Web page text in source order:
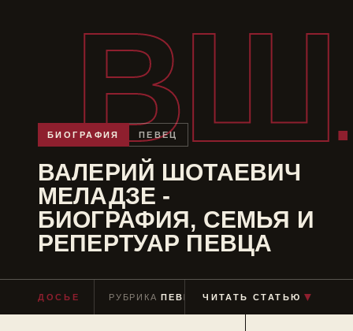
ВШ
БИОГРАФИЯ ПЕВЕЦ
ВАЛЕРИЙ ШОТАЕВИЧ
МЕЛАДЗЕ -
БИОГРАФИЯ, СЕМЬЯ И
РЕПЕРТУАР ПЕВЦА
ДОСЬЕ РУБРИКАПЕВЕЦ ЧТЕНИЕ≈ 7 МИН
ЧИТАТЬ СТАТЬЮ ▼